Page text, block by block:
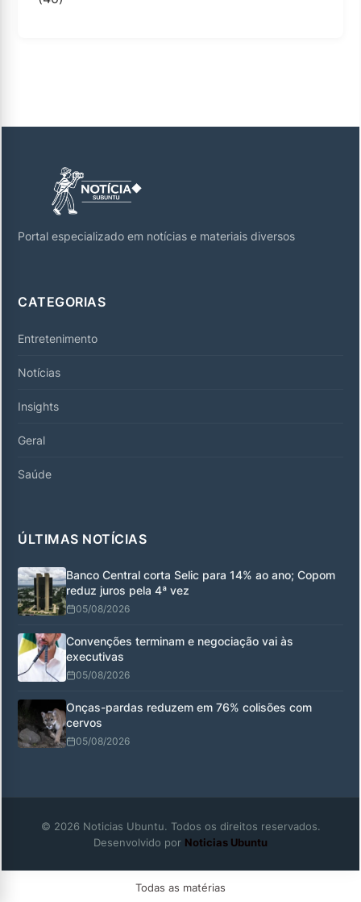
Portal especializado em notícias e materiais diversos
CATEGORIAS
Entretenimento
Notícias
Insights
Geral
Saúde
ÚLTIMAS NOTÍCIAS
Banco Central corta Selic para 14% ao ano; Copom
reduz juros pela 4ª vez
05/08/2026
Convenções terminam e negociação vai às
executivas
05/08/2026
Onças-pardas reduzem em 76% colisões com
cervos
05/08/2026
© 2026 Noticias Ubuntu. Todos os direitos reservados.
Desenvolvido por Noticias Ubuntu
Todas as matérias